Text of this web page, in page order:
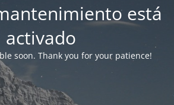
está
activado
soon. Thank you for your patience!